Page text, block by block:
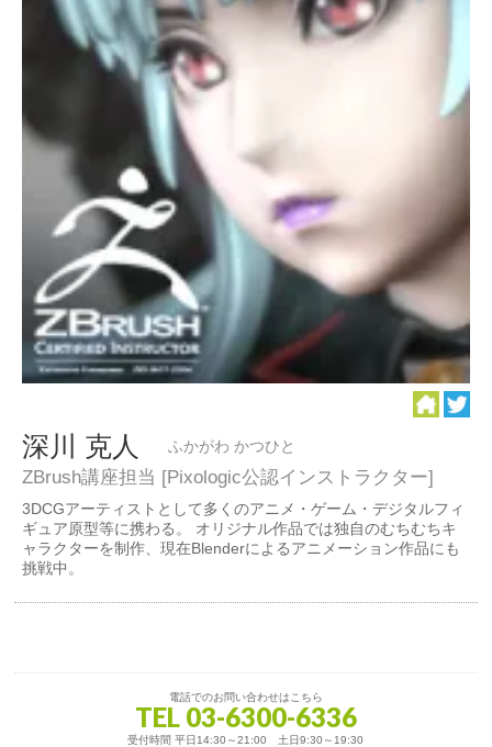
深川 克人 ふかがわ かつひと
ZBrush講座担当 [Pixologic公認インストラクター]
3DCGアーティストとして多くのアニメ・ゲーム・デジタルフィ
ギュア原型等に携わる。 オリジナル作品では独自のむちむちキ
ャラクターを制作、現在Blenderによるアニメーション作品にも
挑戦中。
電話でのお問い合わせはこちら
TEL 03-6300-6336
受付時間 平日14:30～21:00 土日9:30～19:30